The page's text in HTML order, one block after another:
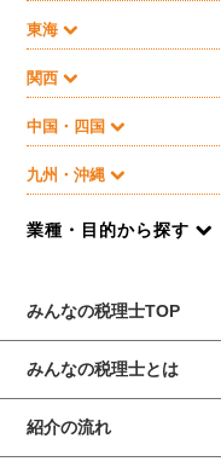
東海
関西
中国・四国
九州・沖縄
業種・目的から探す
みんなの税理士TOP
みんなの税理士とは
紹介の流れ